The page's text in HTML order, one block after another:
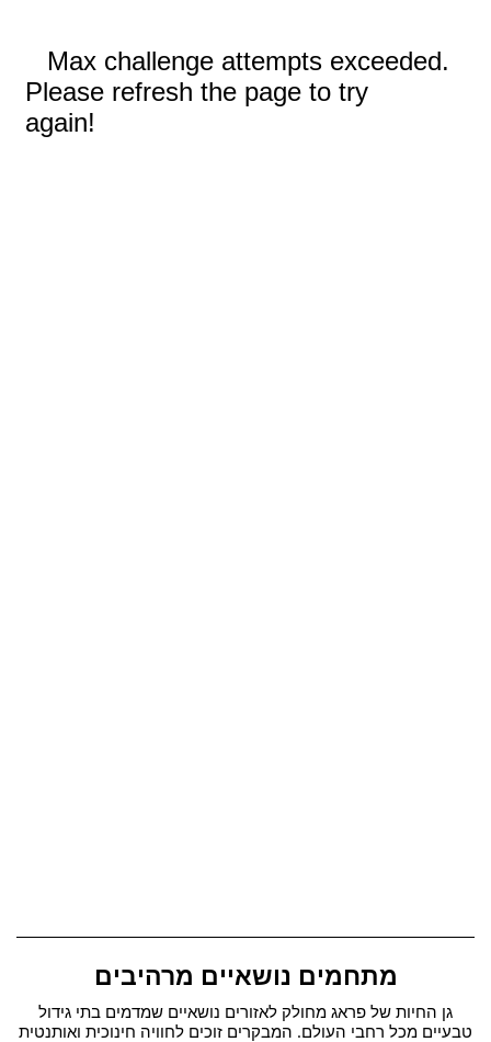
מתחמים נושאיים מרהיבים
גן החיות של פראג מחולק לאזורים נושאיים שמדמים בתי גידול
טבעיים מכל רחבי העולם. המבקרים זוכים לחוויה חינוכית ואותנטית